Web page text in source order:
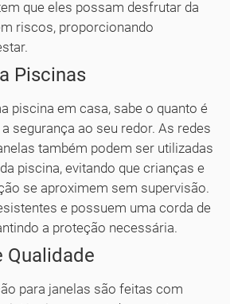
que eles possam desfrutar da
riscos, proporcionando
Piscinas
piscina em casa, sabe o quanto é
segurança ao seu redor. As redes
também podem ser utilizadas
piscina, evitando que crianças e
se aproximem sem supervisão.
e possuem uma corda de
a proteção necessária.
Qualidade
para janelas são feitas com